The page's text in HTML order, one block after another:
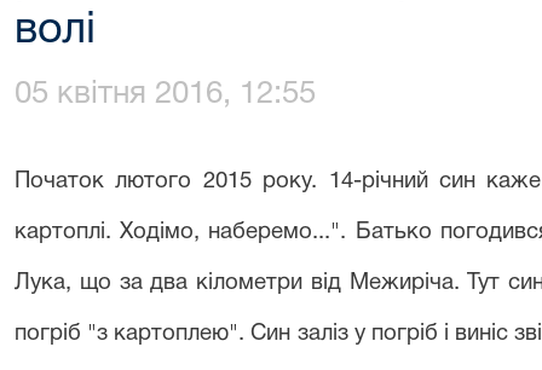
волі
05 квітня 2016, 12:55
Початок лютого 2015 року. 14-річний син
картоплі. Ходімо, наберемо...". Батько
Лука, що за два кілометри від Межиріча. Тут
погріб "з картоплею". Син заліз у погріб і виніс